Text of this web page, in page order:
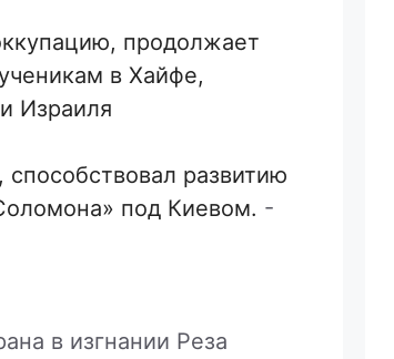
продолжает
в Хайфе,
Израиля
развитию
под Киевом. -
в изгнании Реза